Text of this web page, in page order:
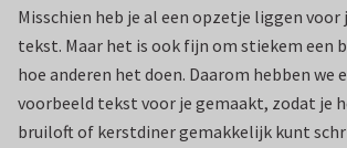
Misschien heb je al een opzetje liggen voor
tekst. Maar het is ook fijn om stiekem een
hoe anderen het doen. Daarom hebben we
voorbeeld tekst voor je gemaakt, zodat je
bruiloft of kerstdiner gemakkelijk kunt